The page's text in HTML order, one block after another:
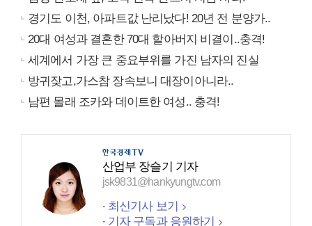
경기도 이천, 아파트값 난리났다! 20년 전 분양가..
20대 여성과 결혼한 70대 할아버지 비결이..충격!
세계에서 가장 큰 중요부위를 가진 남자의 진실
방귀잦고,가스참 장속보니 대장이아니라..
남편 몰래 조카와 데이트한 여성.. 충격!
산업부 장슬기 기자
jsk9831@hankyungtv.com
최신기사 보기
기자 구독과 응원하기